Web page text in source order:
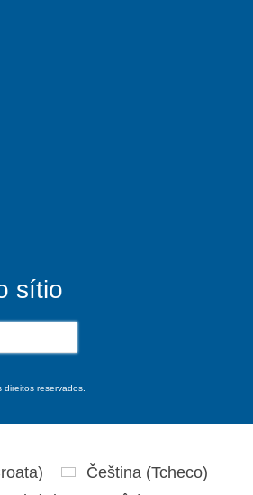
sítio
direitos reservados.
) Čeština (Tcheco)